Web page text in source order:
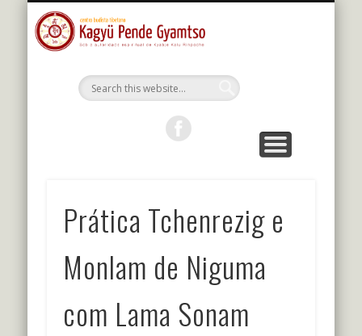
PORTUGUÊS
Prática Tchenrezig e
Monlam de Niguma
com Lama Sonam